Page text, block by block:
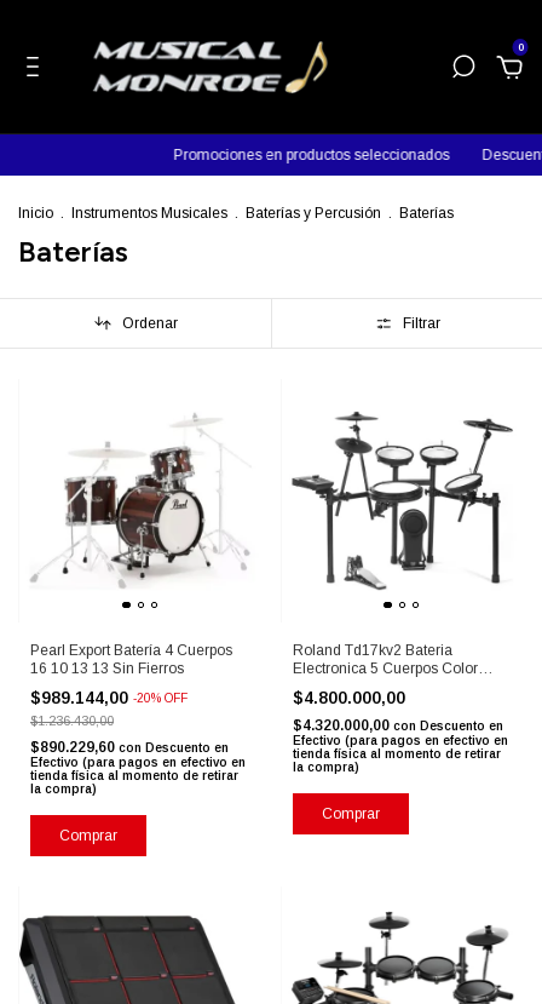
0
Promociones en productos seleccionados Descuentos
Inicio . Instrumentos Musicales . Baterías y Percusión . Baterías
Baterías
Ordenar Filtrar
Pearl Export Batería 4 Cuerpos
16 10 13 13 Sin Fierros
$989.144,00 -20% OFF
$1.236.430,00
$890.229,60 con Descuento en
Efectivo (para pagos en efectivo en
tienda física al momento de retirar
la compra)
Comprar
Roland Td17kv2 Bateria
Electronica 5 Cuerpos Color
Negro
$4.800.000,00
$4.320.000,00 con Descuento en
Efectivo (para pagos en efectivo en
tienda física al momento de retirar
la compra)